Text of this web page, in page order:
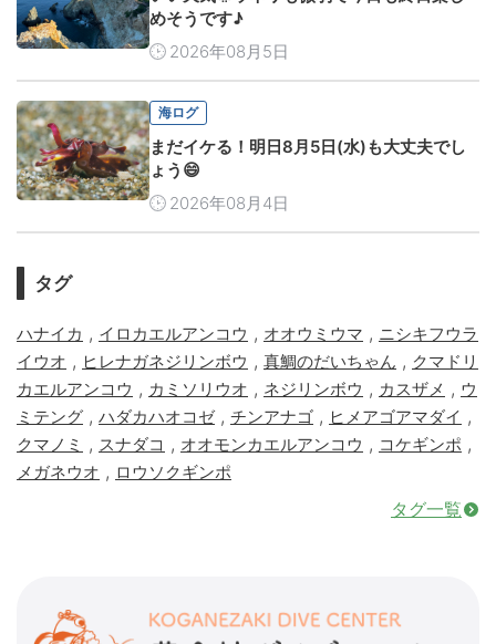
めそうです♪
2026年08月5日
海ログ
まだイケる！明日8月5日(水)も大丈夫でし
ょう😄
2026年08月4日
タグ
ハナイカ , イロカエルアンコウ , オオウミウマ , ニシキフウラ
イウオ , ヒレナガネジリンボウ , 真鯛のだいちゃん , クマドリ
カエルアンコウ , カミソリウオ , ネジリンボウ , カスザメ , ウ
ミテング , ハダカハオコゼ, チンアナゴ , ヒメアゴアマダイ ,
クマノミ , スナダコ , オオモンカエルアンコウ , コケギンポ ,
メガネウオ , ロウソクギンポ
タグ一覧